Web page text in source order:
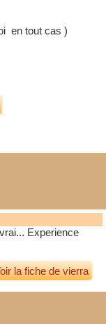
en tout cas )
Experience
la fiche de vierra